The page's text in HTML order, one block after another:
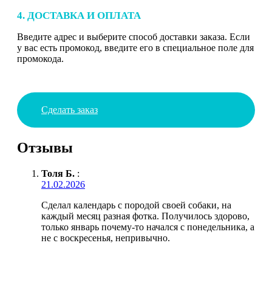
4. ДОСТАВКА И ОПЛАТА
Введите адрес и выберите способ доставки заказа. Если
у вас есть промокод, введите его в специальное поле для
промокода.
Сделать заказ
Отзывы
Толя Б. :
21.02.2026
Сделал календарь с породой своей собаки, на
каждый месяц разная фотка. Получилось здорово,
только январь почему-то начался с понедельника, а
не с воскресенья, непривычно.